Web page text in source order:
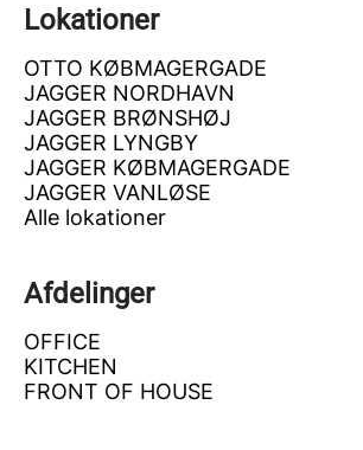
Lokationer
OTTO KØBMAGERGADE
JAGGER NORDHAVN
JAGGER BRØNSHØJ
JAGGER LYNGBY
JAGGER KØBMAGERGADE
JAGGER VANLØSE
Alle lokationer
Afdelinger
OFFICE
KITCHEN
FRONT OF HOUSE